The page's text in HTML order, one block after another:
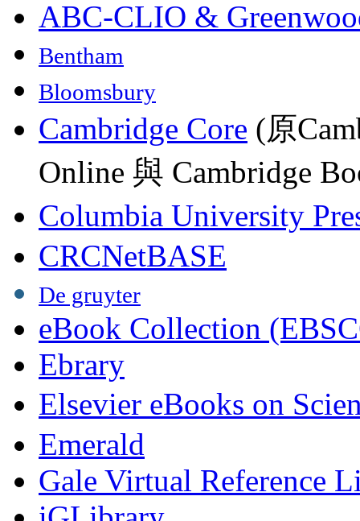
ABC-CLIO &
Bentham
Bloomsbury
Cambridge Core (原
Online 與 Cambridge
Columbia University
CRCNetBASE
De gruyter
eBook Collection
Ebrary
Elsevier eBooks on
Emerald
Gale Virtual Reference